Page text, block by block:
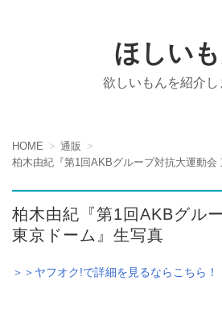
ほしい
欲しいもんを紹介し
HOME
通販
柏木由紀『第1回AKBグル
東京ドーム』生写真
＞＞ヤフオク!で詳細を見るならこちら！